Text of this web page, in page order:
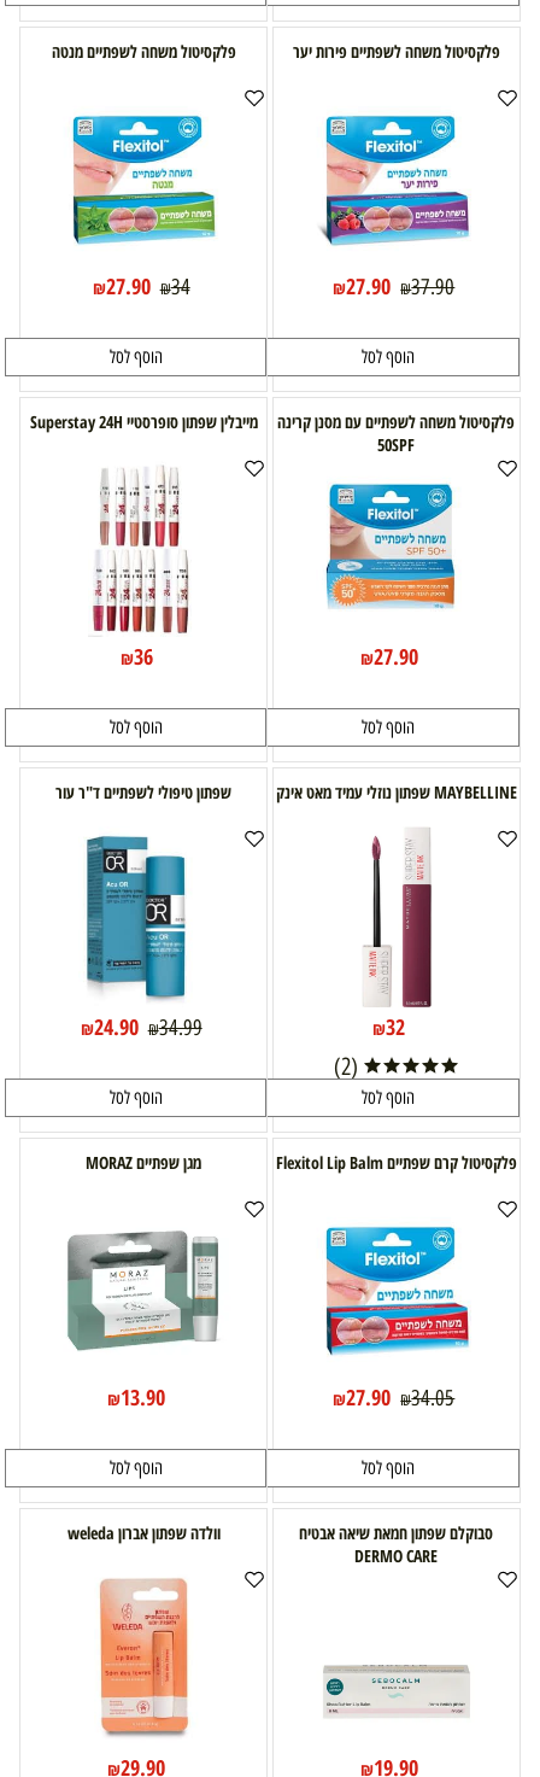
פלקסיטול משחה לשפתיים פירות יער
₪37.90
₪27.90
הוסף לסל
פלקסיטול משחה לשפתיים מנטה
₪34
₪27.90
הוסף לסל
פלקסיטול משחה לשפתיים עם מסנן קרינה
50SPF
₪27.90
הוסף לסל
מייבלין שפתון סופרסטיי Superstay 24H
₪36
הוסף לסל
MAYBELLINE שפתון נוזלי עמיד מאט אינק
₪32
(2)
הוסף לסל
שפתון טיפולי לשפתיים ד"ר עור
₪34.99
₪24.90
הוסף לסל
פלקסיטול קרם שפתיים Flexitol Lip Balm
₪34.05
₪27.90
הוסף לסל
מגן שפתיים MORAZ
₪13.90
הוסף לסל
סבוקלם שפתון חמאת שיאה אבטיח
DERMO CARE
₪19.90
וולדה שפתון אברון weleda
₪29.90